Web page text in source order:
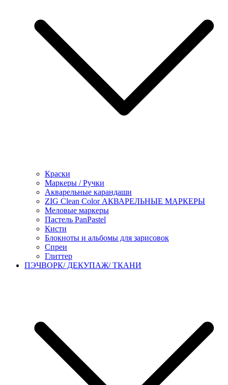
Краски
Маркеры / Ручки
Акварельные карандаши
ZIG Clean Color АКВАРЕЛЬНЫЕ МАРКЕРЫ
Меловые маркеры
Пастель PanPastel
Кисти
Блокноты и альбомы для зарисовок
Спреи
Глиттер
ПЭЧВОРК/ ДЕКУПАЖ/ ТКАНИ